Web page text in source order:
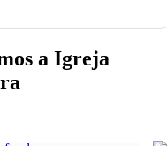
a Igreja